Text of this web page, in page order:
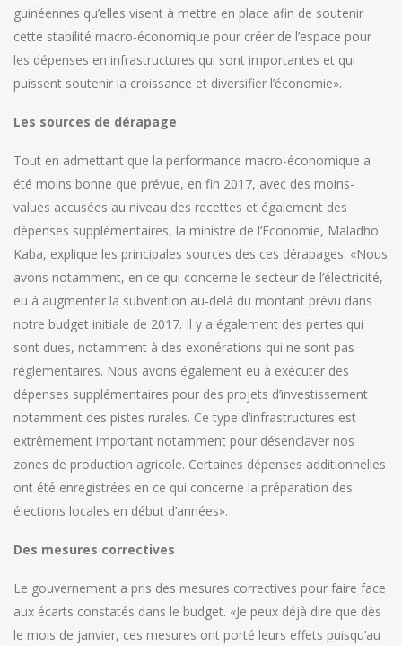
guinéennes qu’elles visent à mettre en place afin de soutenir
cette stabilité macro-économique pour créer de l’espace pour
les dépenses en infrastructures qui sont importantes et qui
puissent soutenir la croissance et diversifier l’économie».
Les sources de dérapage
Tout en admettant que la performance macro-économique a
été moins bonne que prévue, en fin 2017, avec des moins-
values accusées au niveau des recettes et également des
dépenses supplémentaires, la ministre de l’Economie, Maladho
Kaba, explique les principales sources des ces dérapages. «Nous
avons notamment, en ce qui concerne le secteur de l’électricité,
eu à augmenter la subvention au-delà du montant prévu dans
notre budget initiale de 2017. Il y a également des pertes qui
sont dues, notamment à des exonérations qui ne sont pas
réglementaires. Nous avons également eu à exécuter des
dépenses supplémentaires pour des projets d’investissement
notamment des pistes rurales. Ce type d’infrastructures est
extrêmement important notamment pour désenclaver nos
zones de production agricole. Certaines dépenses additionnelles
ont été enregistrées en ce qui concerne la préparation des
élections locales en début d’années».
Des mesures correctives
Le gouvernement a pris des mesures correctives pour faire face
aux écarts constatés dans le budget. «Je peux déjà dire que dès
le mois de janvier, ces mesures ont porté leurs effets puisqu’au